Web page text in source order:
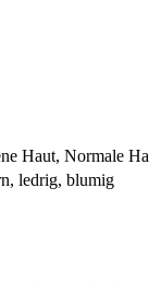
Haut, Normale
ledrig, blumig